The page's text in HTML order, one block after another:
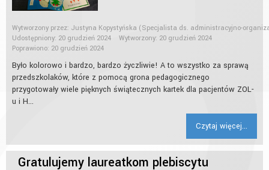
Wytworzony przez: Justyna Kopystyńska (Specjalista ds. administracyjno-
Udostępniony: 20 grudzień 2024
Wytworzony: 20 grudzień 2024
Poprawiono: 20 grudzień 2024
Było kolorowo i bardzo, bardzo życzliwie! A to wszystko za sprawą
przedszkolaków, które z pomocą grona pedagogicznego
przygotowały wiele pięknych świątecznych kartek dla pacjentów ZOL-
u i H...
Czytaj więcej...
Gratulujemy laureatkom plebiscytu